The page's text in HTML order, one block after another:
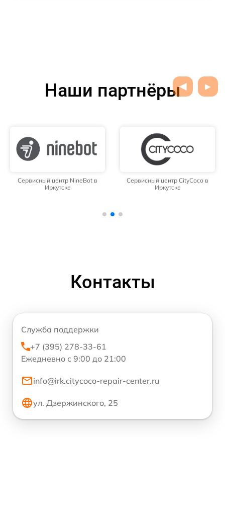
Наши партнёры
Сервисный центр NineBot в
Иркутске
Сервисный центр CityCoco в
Иркутске
Контакты
Служба поддержки
+7 (395) 278-33-61
Ежедневно с 9:00 до 21:00
info@irk.citycoco-repair-center.ru
ул. Дзержинского, 25